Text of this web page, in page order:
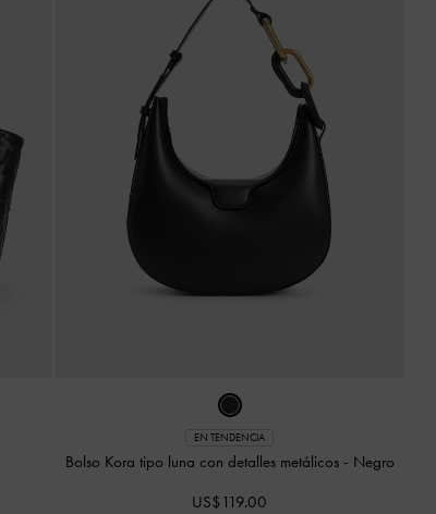
EN TENDENCIA
Bolso Kora tipo luna con detalles metálicos - Negro
US$119.00